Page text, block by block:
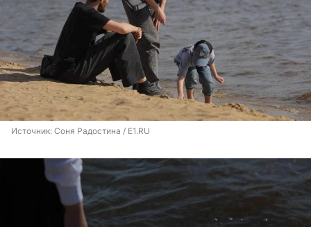
Источник: Соня Радостина / E1.RU